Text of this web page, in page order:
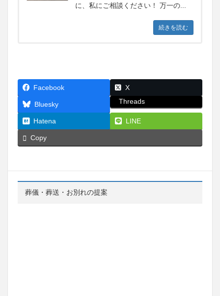
に、私にご相談ください！ 万一の...
続きを読む
Facebook X
Bluesky Threads
Hatena LINE
Copy
葬儀・葬送・お別れの提案